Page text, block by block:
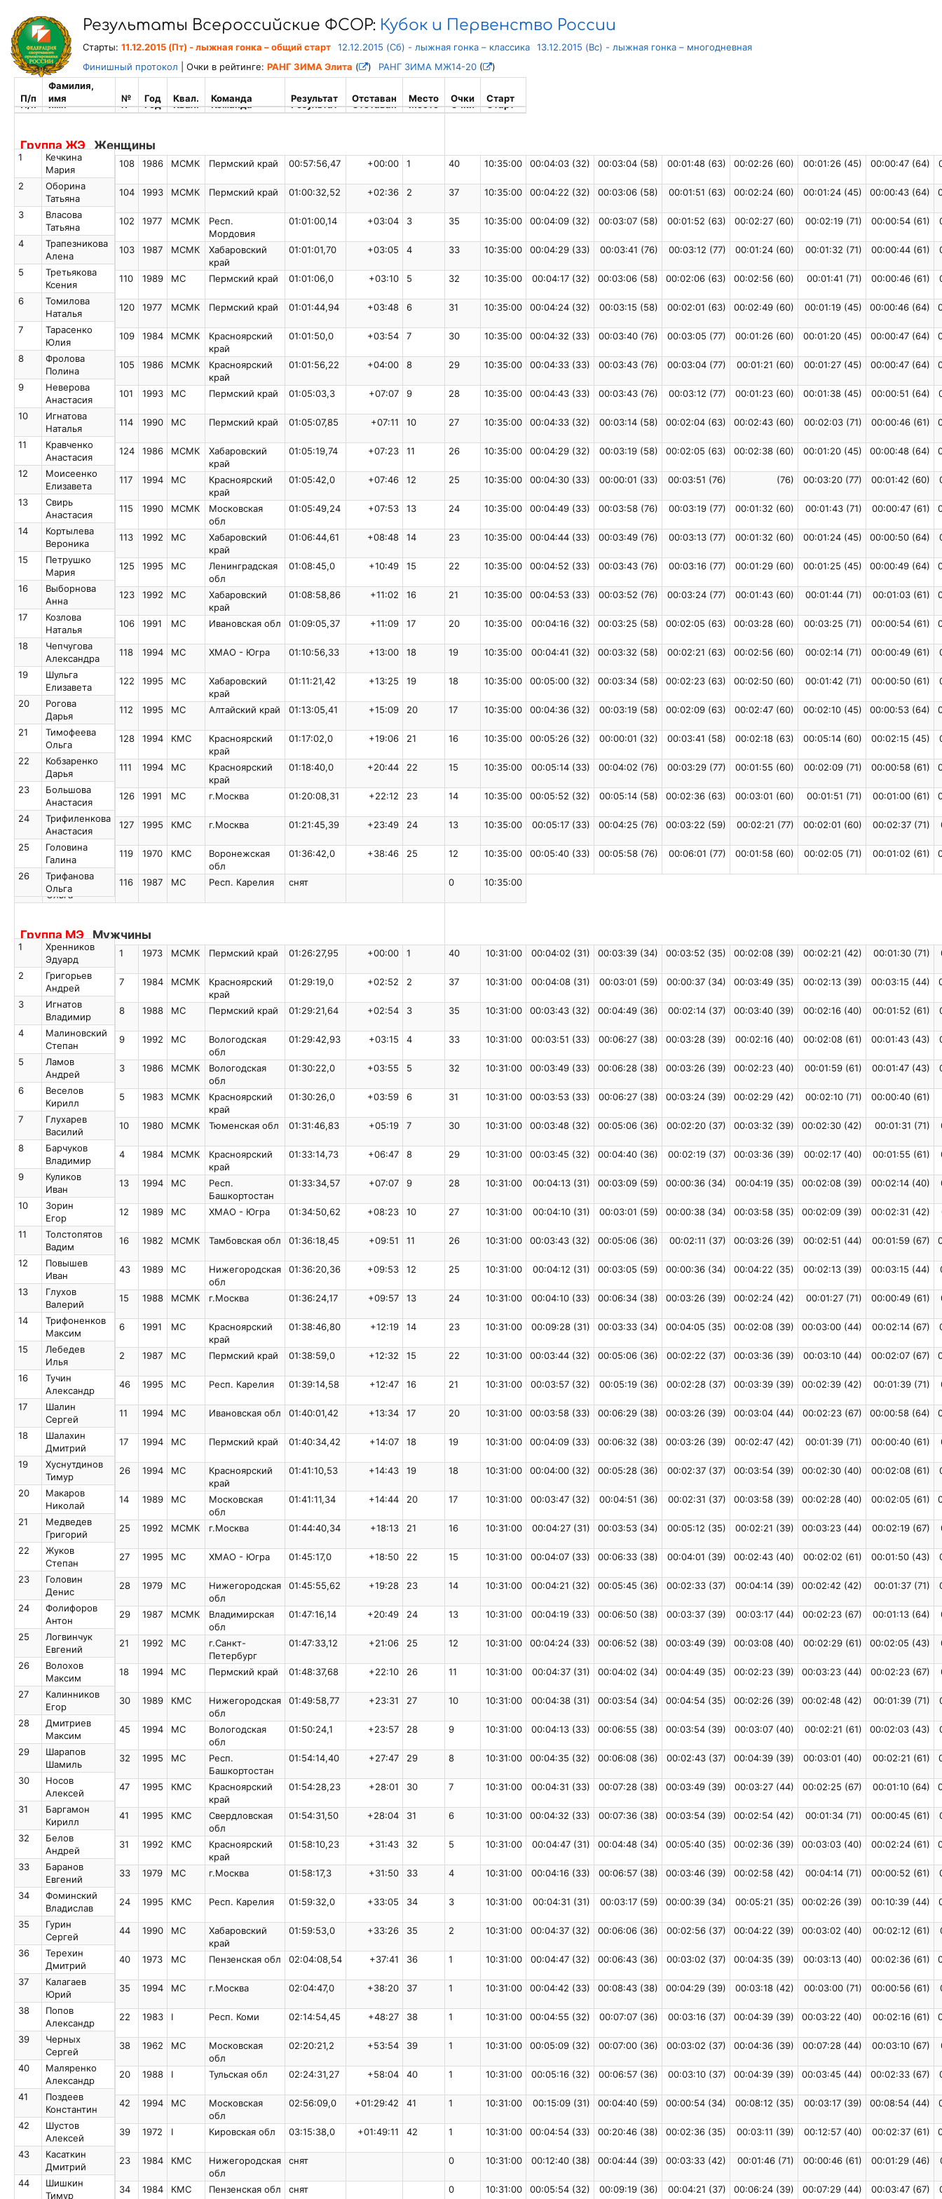
Результаты Всероссийские ФСОР: Кубок и Первенство России
Старты: 11.12.2015 (Пт) - лыжная гонка – общий старт 12.12.2015 (Сб) - лыжная гонка – классика
13.12.2015 (Вс) - лыжная гонка – многодневная
Финишный протокол | Очки в рейтинге: РАНГ ЗИМА Элита ( ) РАНГ ЗИМА МЖ14-20 ( )
П/п
Фамилия,
имя
№ Год Квал. Команда Результат Отставан Место Очки Старт
Группа ЖЭЖенщины
1
Кечкина
Мария
108 1986 МСМК Пермский край 00:57:56,47 +00:00 1 40 10:35:00 00:04:03 (32) 00:03:04 (58) 00:01:48 (63) 00:02:26 (60) 00:01:26 (45) 00:00:47 (64)
2
Оборина
Татьяна
104 1993 МСМК Пермский край 01:00:32,52 +02:36 2 37 10:35:00 00:04:22 (32) 00:03:06 (58) 00:01:51 (63) 00:02:24 (60) 00:01:24 (45) 00:00:43 (64)
3
Власова
Татьяна
102 1977 МСМК
Респ.
Мордовия
01:01:00,14 +03:04 3 35 10:35:00 00:04:09 (32) 00:03:07 (58) 00:01:52 (63) 00:02:27 (60) 00:02:19 (71) 00:00:54 (61)
4
Трапезникова
Алена
103 1987 МСМК
Хабаровский
край
01:01:01,70 +03:05 4 33 10:35:00 00:04:29 (33) 00:03:41 (76) 00:03:12 (77) 00:01:24 (60) 00:01:32 (71) 00:00:44 (61)
5
Третьякова
Ксения
110 1989 МС Пермский край 01:01:06,0 +03:10 5 32 10:35:00 00:04:17 (32) 00:03:06 (58) 00:02:06 (63) 00:02:56 (60) 00:01:41 (71) 00:00:46 (61)
6
Томилова
Наталья
120 1977 МСМК Пермский край 01:01:44,94 +03:48 6 31 10:35:00 00:04:24 (32) 00:03:15 (58) 00:02:01 (63) 00:02:49 (60) 00:01:19 (45) 00:00:46 (64)
7
Тарасенко
Юлия
109 1984 МСМК
Красноярский
край
01:01:50,0 +03:54 7 30 10:35:00 00:04:32 (33) 00:03:40 (76) 00:03:05 (77) 00:01:26 (60) 00:01:20 (45) 00:00:47 (64)
8
Фролова
Полина
105 1986 МСМК
Красноярский
край
01:01:56,22 +04:00 8 29 10:35:00 00:04:33 (33) 00:03:43 (76) 00:03:04 (77) 00:01:21 (60) 00:01:27 (45) 00:00:47 (64)
9
Неверова
Анастасия
101 1993 МС Пермский край 01:05:03,3 +07:07 9 28 10:35:00 00:04:43 (33) 00:03:43 (76) 00:03:12 (77) 00:01:23 (60) 00:01:38 (45) 00:00:51 (64)
10
Игнатова
Наталья
114 1990 МС Пермский край 01:05:07,85 +07:11 10 27 10:35:00 00:04:33 (32) 00:03:14 (58) 00:02:04 (63) 00:02:43 (60) 00:02:03 (71) 00:00:46 (61)
11
Кравченко
Анастасия
124 1986 МСМК
Хабаровский
край
01:05:19,74 +07:23 11 26 10:35:00 00:04:29 (32) 00:03:19 (58) 00:02:05 (63) 00:02:38 (60) 00:01:20 (45) 00:00:48 (64)
12
Моисеенко
Елизавета
117 1994 МС
Красноярский
край
01:05:42,0 +07:46 12 25 10:35:00 00:04:30 (33) 00:00:01 (33) 00:03:51 (76) (76) 00:03:20 (77) 00:01:42 (60)
13
Свирь
Анастасия
115 1990 МСМК
Московская
обл
01:05:49,24 +07:53 13 24 10:35:00 00:04:49 (33) 00:03:58 (76) 00:03:19 (77) 00:01:32 (60) 00:01:43 (71) 00:00:47 (61)
14
Кортылева
Вероника
113 1992 МС
Хабаровский
край
01:06:44,61 +08:48 14 23 10:35:00 00:04:44 (33) 00:03:49 (76) 00:03:13 (77) 00:01:32 (60) 00:01:24 (45) 00:00:50 (64)
15
Петрушко
Мария
125 1995 МС
Ленинградская
обл
01:08:45,0 +10:49 15 22 10:35:00 00:04:52 (33) 00:03:43 (76) 00:03:16 (77) 00:01:29 (60) 00:01:25 (45) 00:00:49 (64)
16
Выборнова
Анна
123 1992 МС
Хабаровский
край
01:08:58,86 +11:02 16 21 10:35:00 00:04:53 (33) 00:03:52 (76) 00:03:24 (77) 00:01:43 (60) 00:01:44 (71) 00:01:03 (61)
17
Козлова
Наталья
106 1991 МС Ивановская обл 01:09:05,37 +11:09 17 20 10:35:00 00:04:16 (32) 00:03:25 (58) 00:02:05 (63) 00:03:28 (60) 00:03:25 (71) 00:00:54 (61)
18
Чепчугова
Александра
118 1994 МС ХМАО - Югра 01:10:56,33 +13:00 18 19 10:35:00 00:04:41 (32) 00:03:32 (58) 00:02:21 (63) 00:02:56 (60) 00:02:14 (71) 00:00:49 (61)
19
Шульга
Елизавета
122 1995 МС
Хабаровский
край
01:11:21,42 +13:25 19 18 10:35:00 00:05:00 (32) 00:03:34 (58) 00:02:23 (63) 00:02:50 (60) 00:01:42 (71) 00:00:50 (61)
20
Рогова
Дарья
112 1995 МС Алтайский край 01:13:05,41 +15:09 20 17 10:35:00 00:04:36 (32) 00:03:19 (58) 00:02:09 (63) 00:02:47 (60) 00:02:10 (45) 00:00:53 (64)
21
Тимофеева
Ольга
128 1994 КМС
Красноярский
край
01:17:02,0 +19:06 21 16 10:35:00 00:05:26 (32) 00:00:01 (32) 00:03:41 (58) 00:02:18 (63) 00:05:14 (60) 00:02:15 (45)
22
Кобзаренко
Дарья
111 1994 МС
Красноярский
край
01:18:40,0 +20:44 22 15 10:35:00 00:05:14 (33) 00:04:02 (76) 00:03:29 (77) 00:01:55 (60) 00:02:09 (71) 00:00:58 (61)
23
Большова
Анастасия
126 1991 МС г.Москва 01:20:08,31 +22:12 23 14 10:35:00 00:05:52 (32) 00:05:14 (58) 00:02:36 (63) 00:03:01 (60) 00:01:51 (71) 00:01:00 (61)
24
Трифиленкова
Анастасия
127 1995 КМС г.Москва 01:21:45,39 +23:49 24 13 10:35:00 00:05:17 (33) 00:04:25 (76) 00:03:22 (59) 00:02:21 (77) 00:02:01 (60) 00:02:37 (71)
25
Головина
Галина
119 1970 КМС
Воронежская
обл
01:36:42,0 +38:46 25 12 10:35:00 00:05:40 (33) 00:05:58 (76) 00:06:01 (77) 00:01:58 (60) 00:02:05 (71) 00:01:02 (61)
26
Трифанова
Ольга
116 1987 МС Респ. Карелия снят 0 10:35:00
Группа МЭМужчины
1
Хренников
Эдуард
1 1973 МСМК Пермский край 01:26:27,95 +00:00 1 40 10:31:00 00:04:02 (31) 00:03:39 (34) 00:03:52 (35) 00:02:08 (39) 00:02:21 (42) 00:01:30 (71)
2
Григорьев
Андрей
7 1984 МСМК
Красноярский
край
01:29:19,0 +02:52 2 37 10:31:00 00:04:08 (31) 00:03:01 (59) 00:00:37 (34) 00:03:49 (35) 00:02:13 (39) 00:03:15 (44)
3
Игнатов
Владимир
8 1988 МС Пермский край 01:29:21,64 +02:54 3 35 10:31:00 00:03:43 (32) 00:04:49 (36) 00:02:14 (37) 00:03:40 (39) 00:02:16 (40) 00:01:52 (61)
4
Малиновский
Степан
9 1992 МС
Вологодская
обл
01:29:42,93 +03:15 4 33 10:31:00 00:03:51 (33) 00:06:27 (38) 00:03:28 (39) 00:02:16 (40) 00:02:08 (61) 00:01:43 (43)
5
Ламов
Андрей
3 1986 МСМК
Вологодская
обл
01:30:22,0 +03:55 5 32 10:31:00 00:03:49 (33) 00:06:28 (38) 00:03:26 (39) 00:02:23 (40) 00:01:59 (61) 00:01:47 (43)
6
Веселов
Кирилл
5 1983 МСМК
Красноярский
край
01:30:26,0 +03:59 6 31 10:31:00 00:03:53 (33) 00:06:27 (38) 00:03:24 (39) 00:02:29 (42) 00:02:10 (71) 00:00:40 (61)
7
Глухарев
Василий
10 1980 МСМК Тюменская обл 01:31:46,83 +05:19 7 30 10:31:00 00:03:48 (32) 00:05:06 (36) 00:02:20 (37) 00:03:32 (39) 00:02:30 (42) 00:01:31 (71)
8
Барчуков
Владимир
4 1984 МСМК
Красноярский
край
01:33:14,73 +06:47 8 29 10:31:00 00:03:45 (32) 00:04:40 (36) 00:02:19 (37) 00:03:36 (39) 00:02:17 (40) 00:01:55 (61)
9
Куликов
Иван
13 1994 МС
Респ.
Башкортостан
01:33:34,57 +07:07 9 28 10:31:00 00:04:13 (31) 00:03:09 (59) 00:00:36 (34) 00:04:19 (35) 00:02:08 (39) 00:02:14 (40)
10
Зорин
Егор
12 1989 МС ХМАО - Югра 01:34:50,62 +08:23 10 27 10:31:00 00:04:10 (31) 00:03:01 (59) 00:00:38 (34) 00:03:58 (35) 00:02:09 (39) 00:02:31 (42)
11
Толстопятов
Вадим
16 1982 МСМК Тамбовская обл 01:36:18,45 +09:51 11 26 10:31:00 00:03:43 (32) 00:05:06 (36) 00:02:11 (37) 00:03:26 (39) 00:02:51 (44) 00:01:59 (67)
12
Повышев
Иван
43 1989 МС
Нижегородская
обл
01:36:20,36 +09:53 12 25 10:31:00 00:04:12 (31) 00:03:05 (59) 00:00:36 (34) 00:04:22 (35) 00:02:13 (39) 00:03:15 (44)
13
Глухов
Валерий
15 1988 МСМК г.Москва 01:36:24,17 +09:57 13 24 10:31:00 00:04:10 (33) 00:06:34 (38) 00:03:26 (39) 00:02:24 (42) 00:01:27 (71) 00:00:49 (61)
14
Трифоненков
Максим
6 1991 МС
Красноярский
край
01:38:46,80 +12:19 14 23 10:31:00 00:09:28 (31) 00:03:33 (34) 00:04:05 (35) 00:02:08 (39) 00:03:00 (44) 00:02:14 (67)
15
Лебедев
Илья
2 1987 МС Пермский край 01:38:59,0 +12:32 15 22 10:31:00 00:03:44 (32) 00:05:06 (36) 00:02:22 (37) 00:03:36 (39) 00:03:10 (44) 00:02:07 (67)
16
Тучин
Александр
46 1995 МС Респ. Карелия 01:39:14,58 +12:47 16 21 10:31:00 00:03:57 (32) 00:05:19 (36) 00:02:28 (37) 00:03:39 (39) 00:02:39 (42) 00:01:39 (71)
17
Шалин
Сергей
11 1994 МС Ивановская обл 01:40:01,42 +13:34 17 20 10:31:00 00:03:58 (33) 00:06:29 (38) 00:03:26 (39) 00:03:04 (44) 00:02:23 (67) 00:00:58 (64)
18
Шалахин
Дмитрий
17 1994 МС Пермский край 01:40:34,42 +14:07 18 19 10:31:00 00:04:09 (33) 00:06:32 (38) 00:03:26 (39) 00:02:47 (42) 00:01:39 (71) 00:00:40 (61)
19
Хуснутдинов
Тимур
26 1994 МС
Красноярский
край
01:41:10,53 +14:43 19 18 10:31:00 00:04:00 (32) 00:05:28 (36) 00:02:37 (37) 00:03:54 (39) 00:02:30 (40) 00:02:08 (61)
20
Макаров
Николай
14 1989 МС
Московская
обл
01:41:11,34 +14:44 20 17 10:31:00 00:03:47 (32) 00:04:51 (36) 00:02:31 (37) 00:03:58 (39) 00:02:28 (40) 00:02:05 (61)
21
Медведев
Григорий
25 1992 МСМК г.Москва 01:44:40,34 +18:13 21 16 10:31:00 00:04:27 (31) 00:03:53 (34) 00:05:12 (35) 00:02:21 (39) 00:03:23 (44) 00:02:19 (67)
22
Жуков
Степан
27 1995 МС ХМАО - Югра 01:45:17,0 +18:50 22 15 10:31:00 00:04:07 (33) 00:06:33 (38) 00:04:01 (39) 00:02:43 (40) 00:02:02 (61) 00:01:50 (43)
23
Головин
Денис
28 1979 МС
Нижегородская
обл
01:45:55,62 +19:28 23 14 10:31:00 00:04:21 (32) 00:05:45 (36) 00:02:33 (37) 00:04:14 (39) 00:02:42 (42) 00:01:37 (71)
24
Фолифоров
Антон
29 1987 МСМК
Владимирская
обл
01:47:16,14 +20:49 24 13 10:31:00 00:04:19 (33) 00:06:50 (38) 00:03:37 (39) 00:03:17 (44) 00:02:23 (67) 00:01:13 (64)
25
Логвинчук
Евгений
21 1992 МС
г.Санкт-
Петербург
01:47:33,12 +21:06 25 12 10:31:00 00:04:24 (33) 00:06:52 (38) 00:03:49 (39) 00:03:08 (40) 00:02:29 (61) 00:02:05 (43)
26
Волохов
Максим
18 1994 МС Пермский край 01:48:37,68 +22:10 26 11 10:31:00 00:04:37 (31) 00:04:02 (34) 00:04:49 (35) 00:02:23 (39) 00:03:23 (44) 00:02:23 (67)
27
Калинников
Егор
30 1989 КМС
Нижегородская
обл
01:49:58,77 +23:31 27 10 10:31:00 00:04:38 (31) 00:03:54 (34) 00:04:54 (35) 00:02:26 (39) 00:02:48 (42) 00:01:39 (71)
28
Дмитриев
Максим
45 1994 МС
Вологодская
обл
01:50:24,1 +23:57 28 9 10:31:00 00:04:13 (33) 00:06:55 (38) 00:03:54 (39) 00:03:07 (40) 00:02:21 (61) 00:02:03 (43)
29
Шарапов
Шамиль
32 1995 МС
Респ.
Башкортостан
01:54:14,40 +27:47 29 8 10:31:00 00:04:35 (32) 00:06:08 (36) 00:02:43 (37) 00:04:39 (39) 00:03:01 (40) 00:02:21 (61)
30
Носов
Алексей
47 1995 КМС
Красноярский
край
01:54:28,23 +28:01 30 7 10:31:00 00:04:31 (33) 00:07:28 (38) 00:03:49 (39) 00:03:27 (44) 00:02:25 (67) 00:01:10 (64)
31
Баргамон
Кирилл
41 1995 КМС
Свердловская
обл
01:54:31,50 +28:04 31 6 10:31:00 00:04:32 (33) 00:07:36 (38) 00:03:54 (39) 00:02:54 (42) 00:01:34 (71) 00:00:45 (61)
32
Белов
Андрей
31 1992 КМС
Красноярский
край
01:58:10,23 +31:43 32 5 10:31:00 00:04:47 (31) 00:04:48 (34) 00:05:40 (35) 00:02:36 (39) 00:03:03 (40) 00:02:24 (61)
33
Баранов
Евгений
33 1979 МС г.Москва 01:58:17,3 +31:50 33 4 10:31:00 00:04:16 (33) 00:06:57 (38) 00:03:46 (39) 00:02:58 (42) 00:04:14 (71) 00:00:52 (61)
34
Фоминский
Владислав
24 1995 КМС Респ. Карелия 01:59:32,0 +33:05 34 3 10:31:00 00:04:31 (31) 00:03:17 (59) 00:00:39 (34) 00:05:21 (35) 00:02:26 (39) 00:10:39 (44)
35
Гурин
Сергей
44 1990 МС
Хабаровский
край
01:59:53,0 +33:26 35 2 10:31:00 00:04:37 (32) 00:06:06 (36) 00:02:56 (37) 00:04:22 (39) 00:03:02 (40) 00:02:12 (61)
36
Терехин
Дмитрий
40 1973 МС Пензенская обл 02:04:08,54 +37:41 36 1 10:31:00 00:04:47 (32) 00:06:43 (36) 00:03:02 (37) 00:04:35 (39) 00:03:13 (40) 00:02:36 (61)
37
Калагаев
Юрий
35 1994 МС г.Москва 02:04:47,0 +38:20 37 1 10:31:00 00:04:42 (33) 00:08:43 (38) 00:04:29 (39) 00:03:18 (42) 00:03:00 (71) 00:00:56 (61)
38
Попов
Александр
22 1983 I Респ. Коми 02:14:54,45 +48:27 38 1 10:31:00 00:04:55 (32) 00:07:07 (36) 00:03:16 (37) 00:04:39 (39) 00:03:22 (40) 00:02:16 (61)
39
Черных
Сергей
38 1962 МС
Московская
обл
02:20:21,2 +53:54 39 1 10:31:00 00:05:09 (32) 00:07:00 (36) 00:03:02 (37) 00:04:36 (39) 00:07:28 (44) 00:03:10 (67)
40
Маляренко
Александр
20 1988 I Тульская обл 02:24:31,27 +58:04 40 1 10:31:00 00:05:16 (32) 00:06:57 (36) 00:03:10 (37) 00:04:39 (39) 00:03:45 (44) 00:02:33 (67)
41
Поздеев
Константин
42 1994 МС
Московская
обл
02:56:09,0 +01:29:42 41 1 10:31:00 00:15:09 (31) 00:04:40 (59) 00:00:54 (34) 00:08:12 (35) 00:03:17 (39) 00:08:54 (44)
42
Шустов
Алексей
39 1972 I Кировская обл 03:15:38,0 +01:49:11 42 1 10:31:00 00:04:54 (33) 00:20:46 (38) 00:02:36 (35) 00:03:11 (39) 00:12:57 (40) 00:02:37 (61)
43
Касаткин
Дмитрий
23 1984 КМС
Нижегородская
обл
снят 0 10:31:00 00:12:40 (38) 00:04:44 (39) 00:03:33 (42) 00:01:46 (71) 00:00:46 (61) 00:01:29 (46)
44
Шишкин
34 1984 КМС Пензенская обл снят 0 10:31:00 00:05:54 (32) 00:09:19 (36) 00:04:21 (37) 00:06:24 (39) 00:07:29 (44) 00:03:47 (67)
П/п
Фамилия,
имя
№ Год Квал. Команда Результат Отставан Место Очки Старт
П/п
Фамилия,
имя
1
Кечкина
Мария
2
Оборина
Татьяна
3
Власова
Татьяна
4
Трапезникова
Алена
5
Третьякова
Ксения
6
Томилова
Наталья
7
Тарасенко
Юлия
8
Фролова
Полина
9
Неверова
Анастасия
10
Игнатова
Наталья
11
Кравченко
Анастасия
12
Моисеенко
Елизавета
13
Свирь
Анастасия
14
Кортылева
Вероника
15
Петрушко
Мария
16
Выборнова
Анна
17
Козлова
Наталья
18
Чепчугова
Александра
19
Шульга
Елизавета
20
Рогова
Дарья
21
Тимофеева
Ольга
22
Кобзаренко
Дарья
23
Большова
Анастасия
24
Трифиленкова
Анастасия
25
Головина
Галина
26
Трифанова
Ольга
1
Хренников
Эдуард
2
Григорьев
Андрей
3
Игнатов
Владимир
4
Малиновский
Степан
5
Ламов
Андрей
6
Веселов
Кирилл
7
Глухарев
Василий
8
Барчуков
Владимир
9
Куликов
Иван
10
Зорин
Егор
11
Толстопятов
Вадим
12
Повышев
Иван
13
Глухов
Валерий
14
Трифоненков
Максим
15
Лебедев
Илья
16
Тучин
Александр
17
Шалин
Сергей
18
Шалахин
Дмитрий
19
Хуснутдинов
Тимур
20
Макаров
Николай
21
Медведев
Григорий
22
Жуков
Степан
23
Головин
Денис
24
Фолифоров
Антон
25
Логвинчук
Евгений
26
Волохов
Максим
27
Калинников
Егор
28
Дмитриев
Максим
29
Шарапов
Шамиль
30
Носов
Алексей
31
Баргамон
Кирилл
32
Белов
Андрей
33
Баранов
Евгений
34
Фоминский
Владислав
35
Гурин
Сергей
36
Терехин
Дмитрий
37
Калагаев
Юрий
38
Попов
Александр
39
Черных
Сергей
40
Маляренко
Александр
41
Поздеев
Константин
42
Шустов
Алексей
43
Касаткин
Дмитрий
44
Шишкин
Тимур